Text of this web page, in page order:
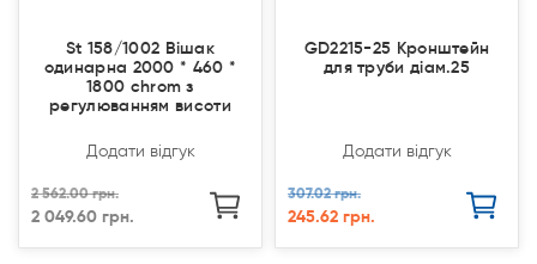
St 158/1002 Вішак
одинарна 2000 * 460 *
1800 chrom з
регулюванням висоти
Додати відгук
2 562.00 грн.
2 049.60 грн.
GD2215-25 Кронштейн
для труби діам.25
Додати відгук
307.02 грн.
245.62 грн.